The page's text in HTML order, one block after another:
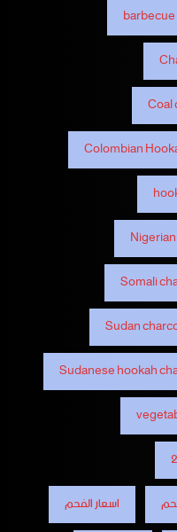
Colombian
Somali
Sudan
Sudanese hookah
اسعار الفحم